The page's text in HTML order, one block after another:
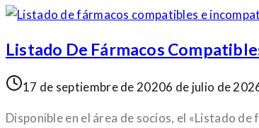
Listado De Fármacos
17 de septiembre de 20206 de julio de
Disponible en el área de socios, el «Listado